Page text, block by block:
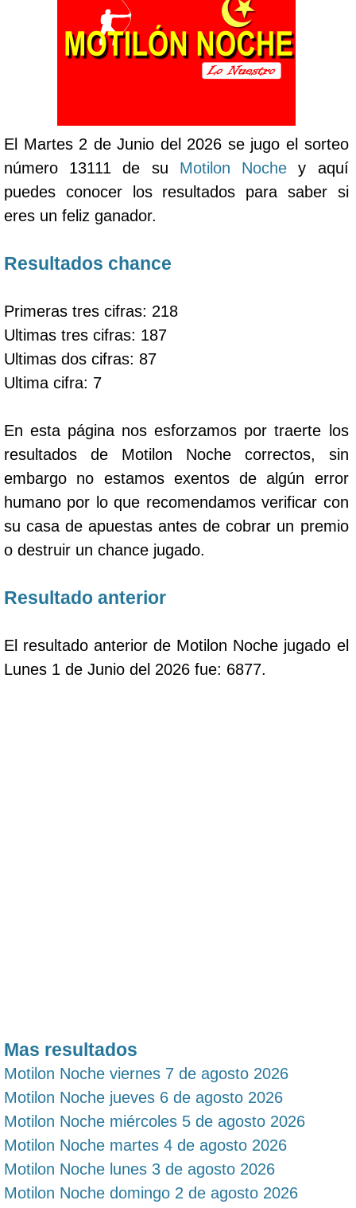
El Martes 2 de Junio del 2026 se jugo el sorteo
número 13111 de su Motilon Noche y aquí
puedes conocer los resultados para saber si
eres un feliz ganador.
Resultados chance
Primeras tres cifras: 218
Ultimas tres cifras: 187
Ultimas dos cifras: 87
Ultima cifra: 7
En esta página nos esforzamos por traerte los
resultados de Motilon Noche correctos, sin
embargo no estamos exentos de algún error
humano por lo que recomendamos verificar con
su casa de apuestas antes de cobrar un premio
o destruir un chance jugado.
Resultado anterior
El resultado anterior de Motilon Noche jugado el
Lunes 1 de Junio del 2026 fue: 6877.
Mas resultados
Motilon Noche viernes 7 de agosto 2026
Motilon Noche jueves 6 de agosto 2026
Motilon Noche miércoles 5 de agosto 2026
Motilon Noche martes 4 de agosto 2026
Motilon Noche lunes 3 de agosto 2026
Motilon Noche domingo 2 de agosto 2026